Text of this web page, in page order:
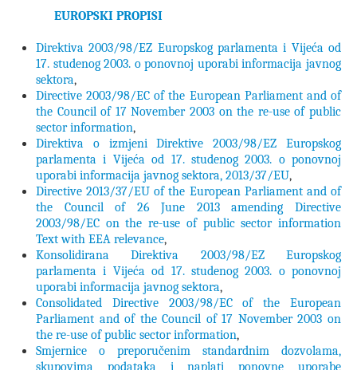
EUROPSKI PROPISI
Direktiva 2003/98/EZ Europskog parlamenta i Vijeća od
17. studenog 2003. o ponovnoj uporabi informacija javnog
sektora,
Directive 2003/98/EC of the European Parliament and of
the Council of 17 November 2003 on the re-use of public
sector information,
Direktiva o izmjeni Direktive 2003/98/EZ Europskog
parlamenta i Vijeća od 17. studenog 2003. o ponovnoj
uporabi informacija javnog sektora, 2013/37/EU,
Directive 2013/37/EU of the European Parliament and of
the Council of 26 June 2013 amending Directive
2003/98/EC on the re-use of public sector information
Text with EEA relevance,
Konsolidirana Direktiva 2003/98/EZ Europskog
parlamenta i Vijeća od 17. studenog 2003. o ponovnoj
uporabi informacija javnog sektora,
Consolidated Directive 2003/98/EC of the European
Parliament and of the Council of 17 November 2003 on
the re-use of public sector information,
Smjernice o preporučenim standardnim dozvolama,
skupovima podataka i naplati ponovne uporabe